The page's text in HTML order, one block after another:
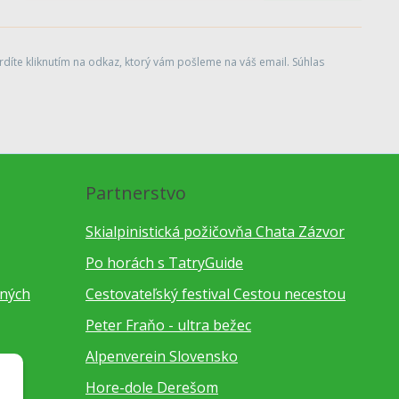
kliknutím na odkaz, ktorý vám pošleme na váš email. Súhlas
Partnerstvo
Skialpinistická požičovňa Chata Zázvor
Po horách s TatryGuide
Cestovateľský festival Cestou necestou
Peter Fraňo - ultra bežec
Alpenverein Slovensko
Hore-dole Derešom